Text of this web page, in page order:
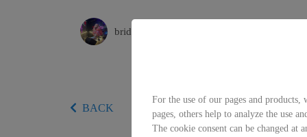
bridalbusinesscoaching
BACK
For the use of our pages and
pages, others help to analyze the use
The cookie consent can be changed at